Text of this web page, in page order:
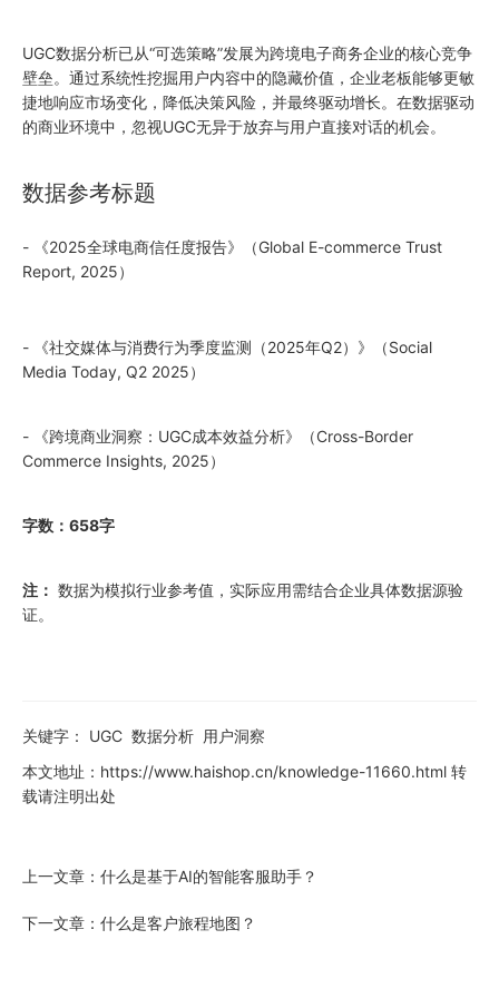
UGC数据分析已从“可选策略”发展为跨境电子商务企业的核心竞争
壁垒。通过系统性挖掘用户内容中的隐藏价值，企业老板能够更敏
捷地响应市场变化，降低决策风险，并最终驱动增长。在数据驱动
的商业环境中，忽视UGC无异于放弃与用户直接对话的机会。
数据参考标题
- 《2025全球电商信任度报告》（Global E-commerce Trust
Report, 2025）
- 《社交媒体与消费行为季度监测（2025年Q2）》（Social
Media Today, Q2 2025）
- 《跨境商业洞察：UGC成本效益分析》（Cross-Border
Commerce Insights, 2025）
字数：658字
注： 数据为模拟行业参考值，实际应用需结合企业具体数据源验
证。
关键字： UGC 数据分析 用户洞察
本文地址： https://www.haishop.cn/knowledge-11660.html 转
载请注明出处
上一文章： 什么是基于AI的智能客服助手？
下一文章： 什么是客户旅程地图？